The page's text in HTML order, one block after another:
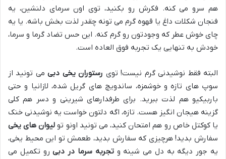
هم سرو می کنه. فکرش رو بکنید، توی اون سرمای دلنشین، یه
فنجان شکلات داغ یا قهوه گرم می تونه چقدر لذت بخش باشه. یا یه
چای خوش عطر که وجودتون رو گرم کنه. این حس تضاد گرما و سرما،
خودش به تنهایی یک تجربه فوق العاده است.
البته فقط نوشیدنی گرم نیست! توی رستوران یخی دبیمی تونید از
سوپ های تازه و خوشمزه، ساندویچ های گریل شده، لازانیا و حتی
باربیکیو هم لذت ببرید. برای طرفدارهای شیرینی و دسر هم کلی
گزینه هیجان انگیز هست. تازه، اگه دلتون خواست یه نوشیدنی خنک
یا کوکتل خاص رو هم امتحان کنید، می تونید اونو تو لیوان های یخی
سفارش بدید! هرچیزی که سفارش بدید، طعمش تو این محیط یخی،
یه جور دیگه به دل می شینه وتجربه سرما در دبیرو تکمیل می